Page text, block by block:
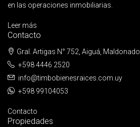
en las operaciones inmobiliarias.
Leer más
Contacto
Gral. Artigas N° 752, Aiguá, Maldonado
+598 4446 2520
info@timbobienesraices.com.uy
+598 99104053
Contacto
Propiedades